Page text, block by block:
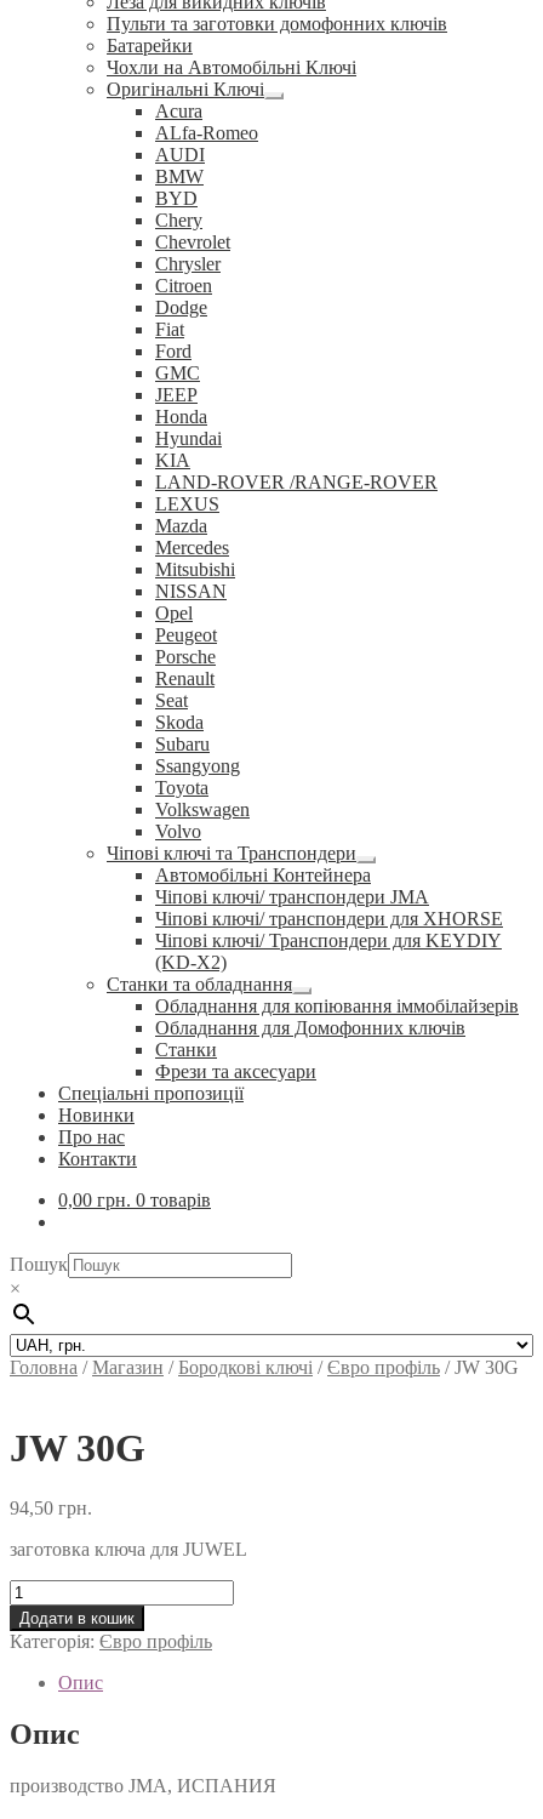
Пульти та заготовки домофонних ключів
Батарейки
Чохли на Автомобільні Ключі
Оригінальні Ключі
Розгорнуте
Acura
ALfa-Romeo
AUDI
BMW
BYD
Chery
Chevrolet
Chrysler
Citroen
Dodge
Fiat
Ford
GMC
JEEP
Honda
Hyundai
KIA
LAND-ROVER /RANGE-ROVER
LEXUS
Mazda
Mercedes
Mitsubishi
NISSAN
Opel
Peugeot
Porsche
Renault
Seat
Skoda
Subaru
Ssangyong
Toyota
Volkswagen
Volvo
Чіпові ключі та Транспондери
Розгорнуте
вкладене
меню
Автомобільні Контейнера
Чіпові ключі/ транспондери JMA
Чіпові ключі/ транспондери для XHORSE
Чіпові ключі/ Транспондери для KEYDIY
(KD-X2)
Станки та обладнання
Розгорнуте
вкладене
меню
Обладнання для копіювання іммобілайзерів
Обладнання для Домофонних ключів
Станки
Фрези та аксесуари
Спеціальні пропозиції
Новинки
Про нас
Контакти
0,00 грн. 0 товарів
Пошук
×
Головна /Магазин /Бородкові ключі /Євро профіль /JW 30G
JW 30G
94,50 грн.
заготовка ключа для JUWEL
JW
30G
кількість
Додати в кошик
Категорія: Євро профіль
Опис
Опис
производство JMA, ИСПАНИЯ